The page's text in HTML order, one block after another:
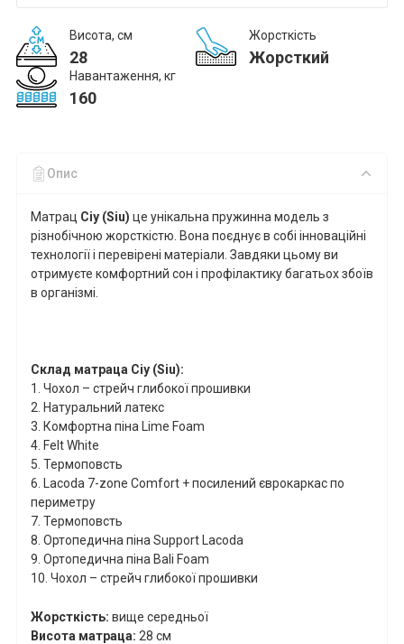
Висота, см
28
Жорсткість
Жорсткий
Навантаження, кг
160
Опис
Матрац Сіу (Siu) це унікальна пружинна модель з
різнобічною жорсткістю. Вона поєднує в собі інноваційні
технологіїі перевірені матеріали. Завдяки цьому ви
отримуєте комфортний сон і профілактику багатьох збоїв
в організмі.
Склад матраца Сіу (Siu):
1. Чохол – стрейч глибокої прошивки
2. Натуральний латекс
3. Комфортна піна Lime Foam
4. FeltWhite
5. Термоповсть
6.
Lacoda 7-zone Comfort + посилений єврокаркас по
периметру
7. Термоповсть
8. Ортопедична піна Support
Lacoda
9. Ортопедична піна Bali Foam
10. Чохол – стрейч глибокої прошивки
Жорсткість: вище середньої
Висота матраца: 28 см